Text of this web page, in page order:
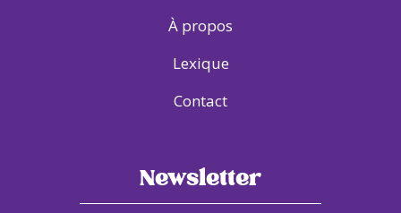
À propos
Lexique
Contact
Newsletter